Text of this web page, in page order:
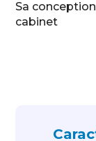
Sa
cabinet